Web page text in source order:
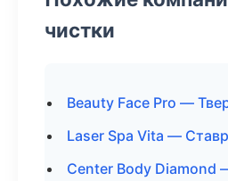
чистки
Beauty Face Pro —
Laser Spa Vita —
Center Body Diamond